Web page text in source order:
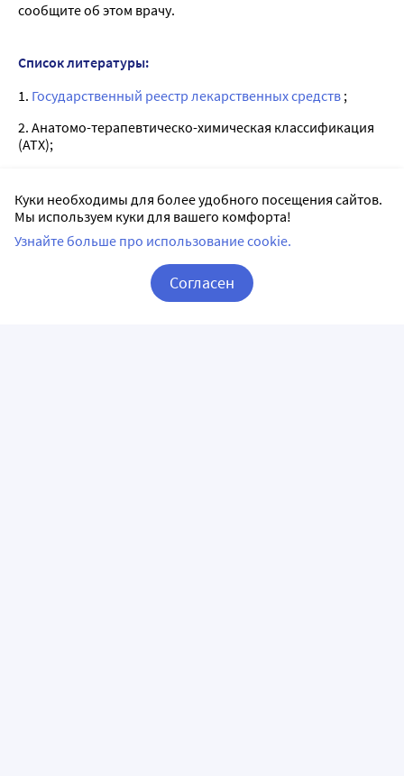
сообщите об этом врачу.
Список литературы:
1. Государственный реестр лекарственных средств ;
2. Анатомо-терапевтическо-химическая классификация
(ATX);
Аналоги Фарматекс в Нижнем Новгороде
Куки необходимы для более удобного посещения сайтов.
Мы используем куки для вашего комфорта!
Узнайте больше про использование cookie.
Согласен